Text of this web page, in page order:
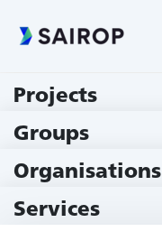
Projects
Groups
Organisations
Services